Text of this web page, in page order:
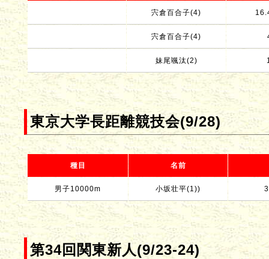
宍倉百合子(4)
宍倉百合子(4)
妹尾颯汰(2)
東京大学長距離競技会(9/28)
種目 名前
男子10000m 小坂壮平(1))
第34回関東新人(9/23-24)